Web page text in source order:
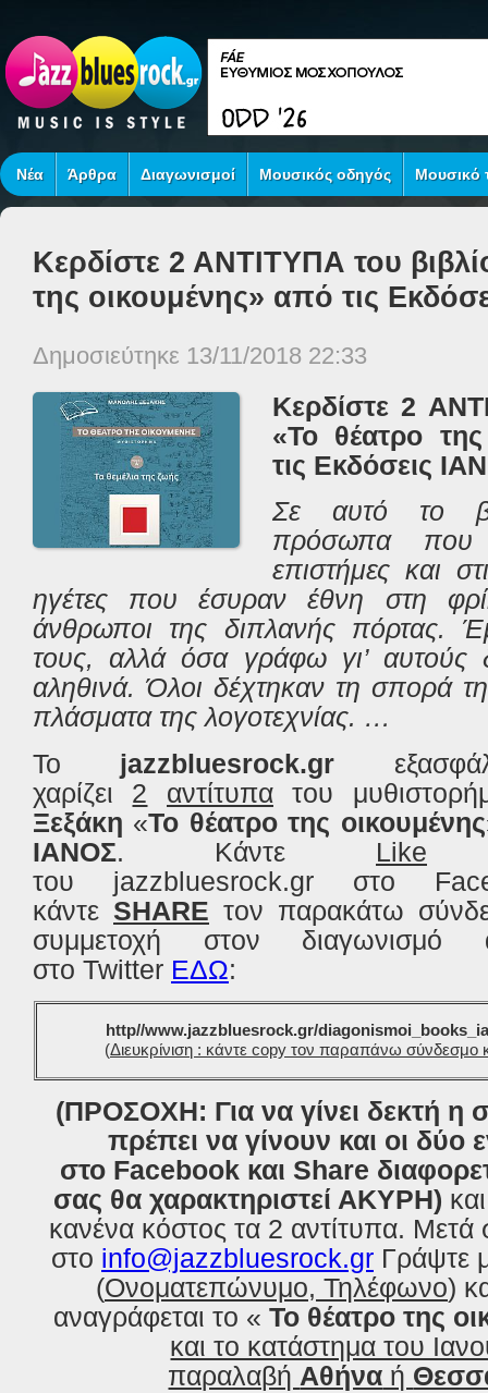
Νέα Άρθρα Διαγωνισμοί Μουσικός οδηγός Μουσικό
Κερδίστε 2 ΑΝΤΙΤΥΠΑ του
της οικουμένης» από τις
Δημοσιεύτηκε 13/11/2018 22:33
Κερδίστε 2
«Το θέατρο
τις Εκδόσεις
Σε αυτό το
πρόσωπα που
επιστήμες και
ηγέτες που έσυραν έθνη στη
άνθρωποι της διπλανής πόρτας.
τους, αλλά όσα γράφω γι’ αυτούς
αληθινά. Όλοι δέχτηκαν τη σπορά
πλάσματα της λογοτεχνίας. …
Το jazzbluesrock.gr
χαρίζει 2 αντίτυπα του
Ξεξάκη «Το θέατρο της οικουμένης
ΙΑΝΟΣ. Κάντε Like
του jazzbluesrock.gr στο
κάντε SHARE τον παρακάτω
συμμετοχή στον διαγωνισμό
στο Twitter ΕΔΩ:
http//www.jazzbluesrock.gr/
(Διευκρίνιση : κάντε copy τον παραπάνω σύνδεσμο
(ΠΡΟΣΟΧΗ: Για να γίνει δεκτή η
πρέπει να γίνουν και οι δύο
στο Facebook και Share
σας θα χαρακτηριστεί ΑΚΥΡΗ)
κανένα κόστος τα 2 αντίτυπα. Μετά
στο info@jazzbluesrock.gr Γράψτε
(Ονοματεπώνυμο, Τηλέφωνο)
αναγράφεται το «Το θέατρο της
και το κατάστημα του
παραλαβή Αθήνα ή